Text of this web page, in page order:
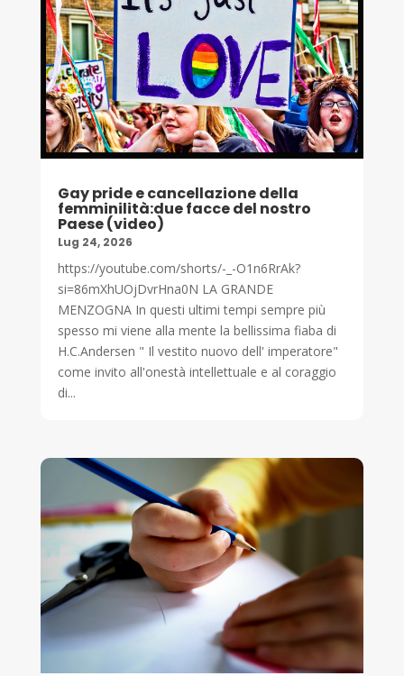
Gay pride e cancellazione della
femminilità:due facce del nostro
Paese (video)
Lug 24, 2026
https://youtube.com/shorts/-_-O1n6RrAk?
si=86mXhUOjDvrHna0N LA GRANDE
MENZOGNA In questi ultimi tempi sempre più
spesso mi viene alla mente la bellissima fiaba di
H.C.Andersen " Il vestito nuovo dell' imperatore"
come invito all'onestà intellettuale e al coraggio
di...